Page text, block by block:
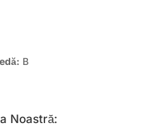
B
Noastră: